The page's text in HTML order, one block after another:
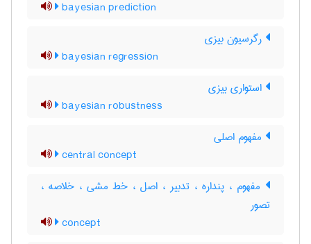
bayesian prediction
رگرسیون بیزی
bayesian regression
استواری بیزی
bayesian robustness
مفهوم اصلی
central concept
مفهوم ، پنداره ، تدبیر ، اصل ، خط مشی ، خلاصه ،
تصور
concept